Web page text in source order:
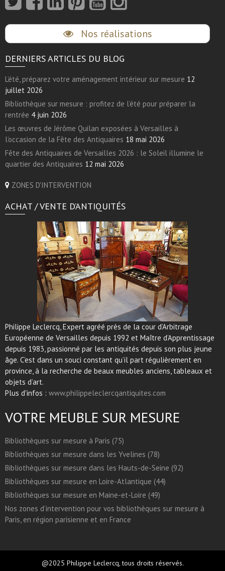
Nos réalisations
DERNIERS ARTICLES DU BLOG
L’été, préparez votre aménagement intérieur sur mesure 12
juillet 2026
Bibliothèque sur mesure : profitez de l’été pour préparer la
rentrée 4 juin 2026
Les œuvres de Jérôme Quilan exposées à Versailles à
l’occasion de la Fête des Antiquaires 18 mai 2026
Fête des Antiquaires de Versailles 2026 : le Soleil illumine le
quartier des Antiquaires 12 mai 2026
ZONES D'INTERVENTION
ACHAT / VENTE D’ANTIQUITÉS
Philippe Leclercq, Expert agréé près de la cour d’Arbitrage
Européenne de Versailles depuis 1992 et Maître d’Apprentissage
depuis 1983, passionné par les antiquités depuis son plus jeune
âge. C’est dans un souci constant qu’il part régulièrement en
province, à la recherche de beaux meubles anciens, tableaux et
objets d’art.
Plus d'infos : www.philippeleclercqantiquites.com
VOTRE MEUBLE SUR MESURE
Bibliothèques sur mesure à Paris (75)
Bibliothèques sur mesure dans les Yvelines (78)
Bibliothèques sur mesure dans les Hauts-de-Seine (92)
Bibliothèques sur mesure en Loire-Atlantique (44)
Bibliothèques sur mesure en Maine-et-Loire (49)
Nos zones d’intervention pour vos bibliothèques sur mesure à
Paris, en région parisienne et en France
@2025 Philippe Leclercq, tous droits réservés.